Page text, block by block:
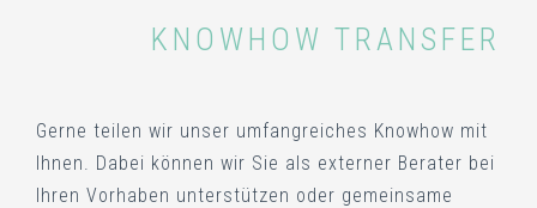
KNOWHOW TRANSFER
Gerne teilen wir unser umfangreiches Knowhow mit
Ihnen. Dabei können wir Sie als externer Berater bei
Ihren Vorhaben unterstützen oder gemeinsame